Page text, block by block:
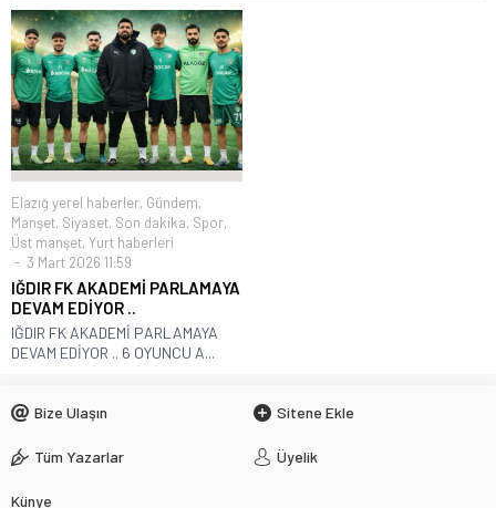
Elazığ yerel haberler, Gündem,
Manşet, Siyaset, Son dakika, Spor,
Üst manşet, Yurt haberleri
3 Mart 2026 11:59
IĞDIR FK AKADEMİ PARLAMAYA
DEVAM EDİYOR ..
IĞDIR FK AKADEMİ PARLAMAYA
DEVAM EDİYOR .. 6 OYUNCU A...
Bize Ulaşın Sitene Ekle
Tüm Yazarlar Üyelik
Künye